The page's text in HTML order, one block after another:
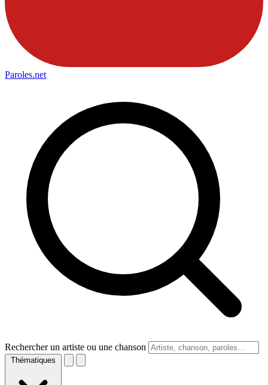
Paroles.net
Rechercher un artiste ou une chanson
Thématiques